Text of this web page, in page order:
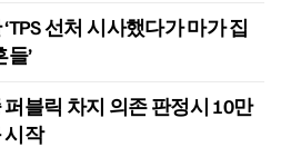
선처 시사했다가 마가 집
’
블릭 차지 의존 판정시 10만
시작